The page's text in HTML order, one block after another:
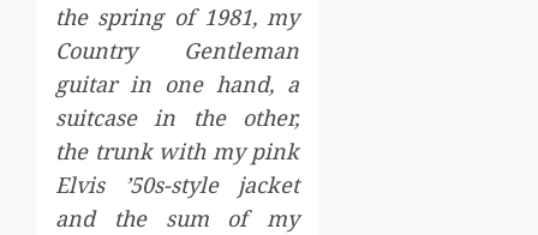
the spring of 1981, my
Country Gentleman
guitar in one hand, a
suitcase in the other,
the trunk with my pink
Elvis ’50s-style jacket
and the sum of my